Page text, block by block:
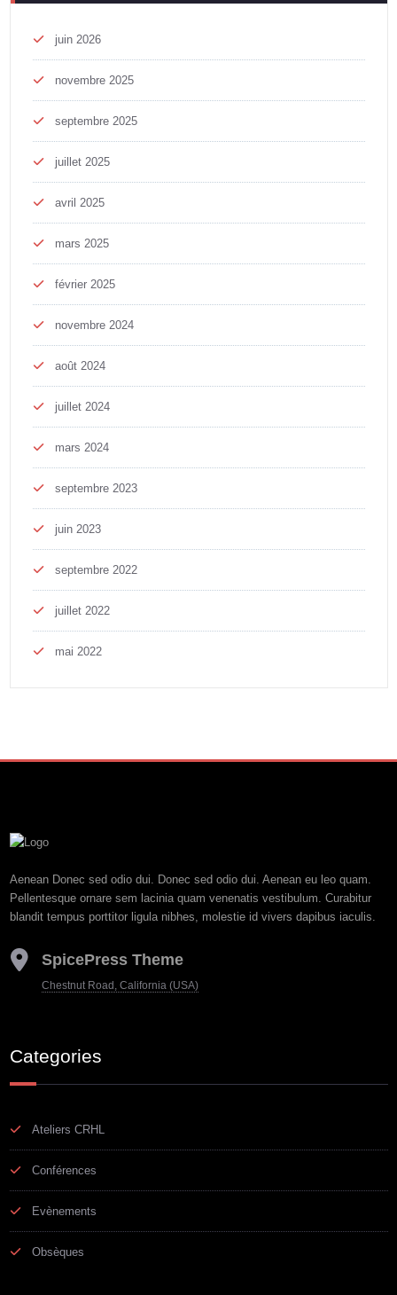
juin 2026
novembre 2025
septembre 2025
juillet 2025
avril 2025
mars 2025
février 2025
novembre 2024
août 2024
juillet 2024
mars 2024
septembre 2023
juin 2023
septembre 2022
juillet 2022
mai 2022
Aenean Donec sed odio dui. Donec sed odio dui. Aenean eu leo quam.
Pellentesque ornare sem lacinia quam venenatis vestibulum. Curabitur
blandit tempus porttitor ligula nibhes, molestie id vivers dapibus iaculis.
SpicePress Theme
Chestnut Road, California (USA)
Categories
Ateliers CRHL
Conférences
Evènements
Obsèques